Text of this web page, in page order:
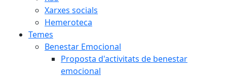
Xarxes socials
Hemeroteca
Temes
Benestar Emocional
Proposta d'activitats de benestar
emocional